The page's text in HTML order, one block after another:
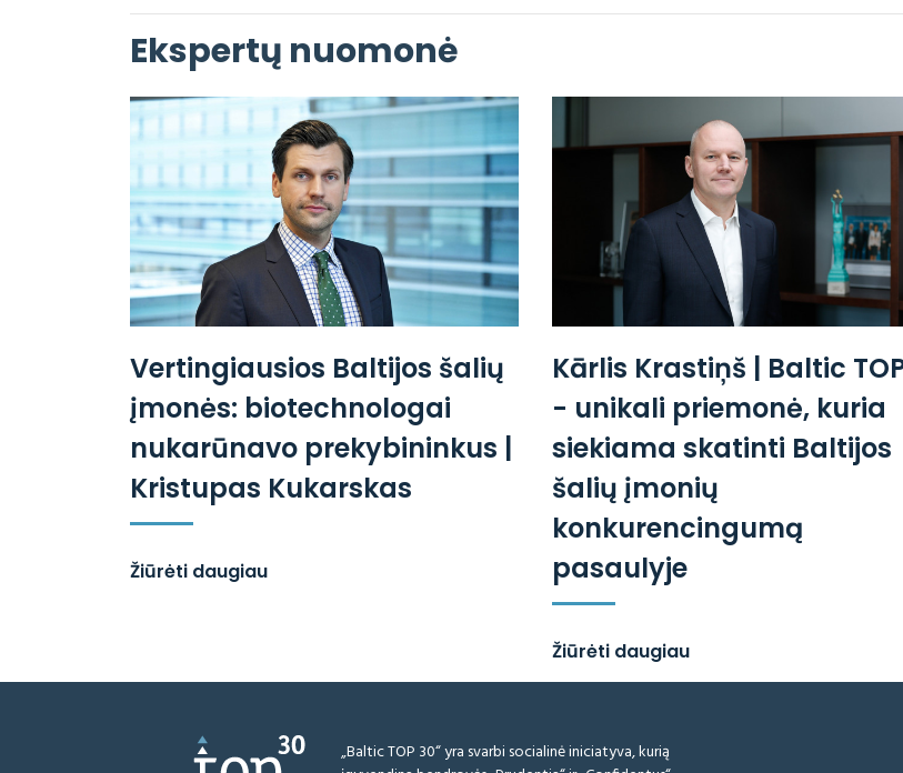
Ekspertų nuomonė
Vertingiausios Baltijos šalių
įmonės: biotechnologai
nukarūnavo prekybininkus |
Kristupas Kukarskas
Žiūrėti daugiau
Kārlis Krastiņš | Baltic
- unikali priemonė, kuria
siekiama skatinti Baltijos
šalių įmonių
konkurencingumą
pasaulyje
Žiūrėti daugiau
„Baltic TOP 30“ yra svarbi socialinė iniciatyva, kurią